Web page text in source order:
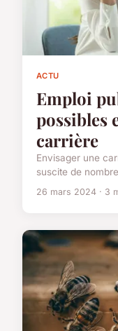
ACTU
Emploi
possibles
carrière
Envisager une
suscite de
26 mars 2024 · 3